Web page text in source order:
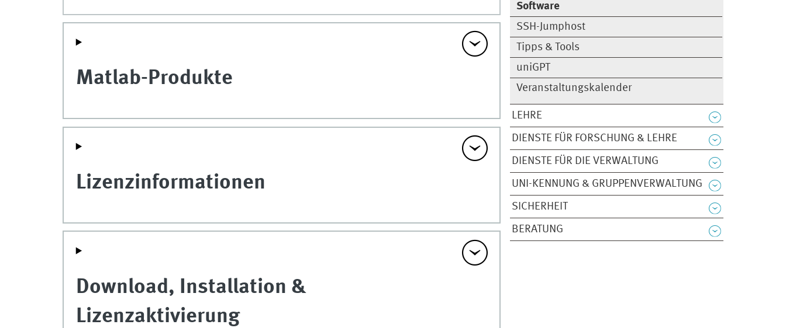
Software
SSH-Jumphost
Tipps & Tools
uniGPT
Veranstaltungskalender
LEHRE
DIENSTE FÜR FORSCHUNG & LEHRE
DIENSTE FÜR DIE VERWALTUNG
UNI-KENNUNG & GRUPPENVERWALTUNG
SICHERHEIT
BERATUNG
Matlab-Produkte
Lizenzinformationen
Download, Installation &
Lizenzaktivierung